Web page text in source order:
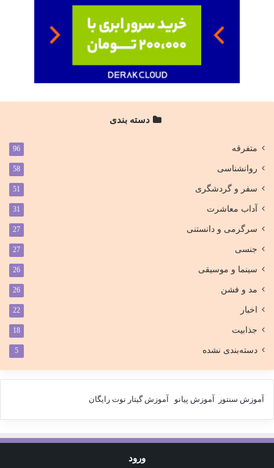
دسته بندی
متفرقه 96
روانشناسی 58
سفر و گردشگری 51
آداب معاشرت 31
سرگرمی و دانستنی 27
جنسی 27
سینما و موسیقی 26
مد و فشن 26
اخبار 22
جذابیت 18
دسته‌بندی نشده 5
آموزش سنتور آموزش پیانو آموزش گیتار نوت رایگان
ورود